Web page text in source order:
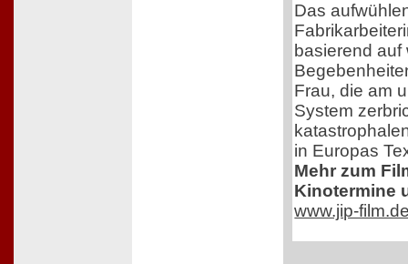
Das
basierend auf
Frau, die am
System
in Europas
Mehr zum
Kinotermine
www.jip-